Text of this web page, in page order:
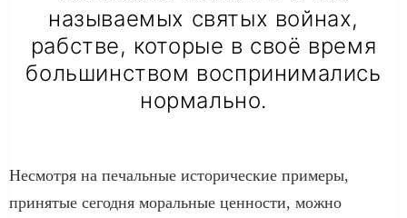
называемых святых войнах,
рабстве, которые в своё время
большинством воспринимались
нормально.
Несмотря на печальные исторические примеры,
принятые сегодня моральные ценности, можно